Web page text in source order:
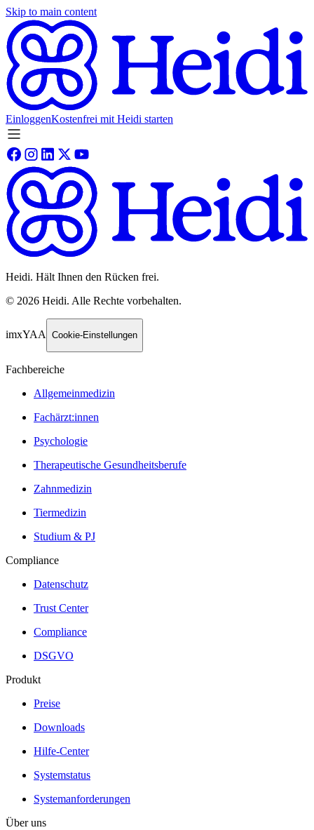
Skip to main content
EinloggenKostenfrei mit Heidi starten
Heidi. Hält Ihnen den Rücken frei.
© 2026 Heidi. Alle Rechte vorbehalten.
imxYAA Cookie-Einstellungen
Fachbereiche
Allgemeinmedizin
Fachärzt:innen
Psychologie
Therapeutische Gesundheitsberufe
Zahnmedizin
Tiermedizin
Studium & PJ
Compliance
Datenschutz
Trust Center
Compliance
DSGVO
Produkt
Preise
Downloads
Hilfe-Center
Systemstatus
Systemanforderungen
Über uns